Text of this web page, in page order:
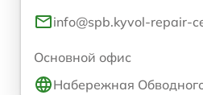
info@spb.kyvol-repair-
Основной офис
Набережная